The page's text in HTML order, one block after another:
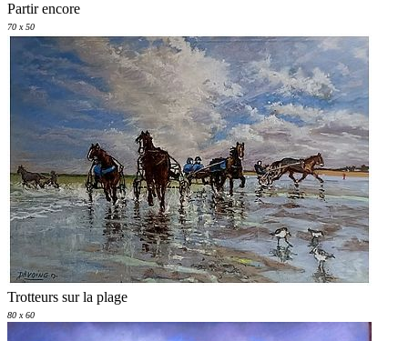
Partir encore
70 x 50
Trotteurs sur la plage
80 x 60